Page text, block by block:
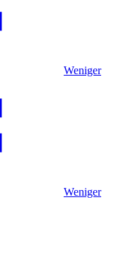
Weniger
Weniger